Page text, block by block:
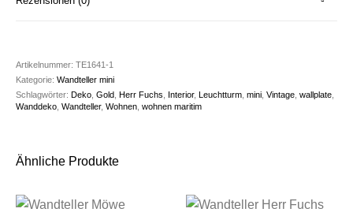
Artikelnummer:TE1641-1
Kategorie:Wandteller mini
Schlagwörter:Deko ,Gold ,Herr Fuchs Interior,Leuchtturm ,mini ,Vintage ,wallplate
Wanddeko ,Wandteller,Wohnen ,wohnen maritim
Ähnliche Produkte